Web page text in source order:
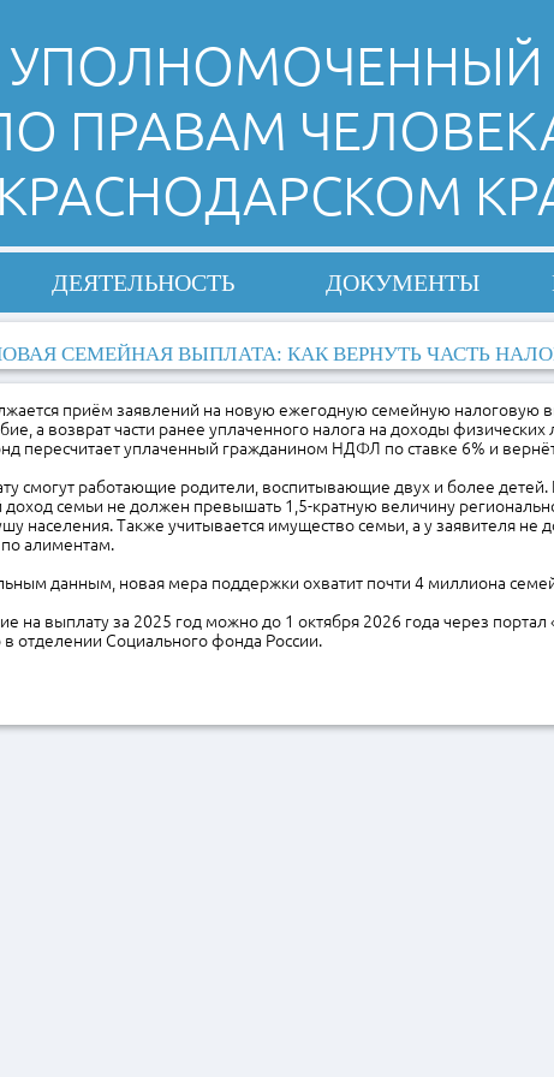
УПОЛНОМОЧЕННЫЙ
ПРАВАМ
ДЕЯТЕЛЬНОСТЬ ДОКУМЕНТЫ
СЕМЕЙНАЯ ВЫПЛАТА: КАК ВЕРНУТЬ ЧАСТЬ
приём заявлений на новую ежегодную семейную налоговую
а возврат части ранее уплаченного налога на доходы
пересчитает уплаченный гражданином НДФЛ по ставке 6% и
смогут работающие родители, воспитывающие двух и более детей.
семьи не должен превышать 1,5-кратную величину
населения. Также учитывается имущество семьи, а у заявителя не
алиментам.
данным, новая мера поддержки охватит почти 4 миллиона
на выплату за 2025 год можно до 1 октября 2026 года через портал
отделении Социального фонда России.